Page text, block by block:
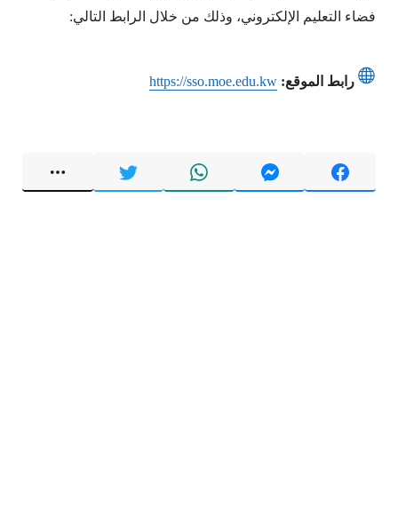
فضاء التعليم الإلكتروني، وذلك من خلال الرابط التالي:
رابط الموقع: https://sso.moe.edu.kw